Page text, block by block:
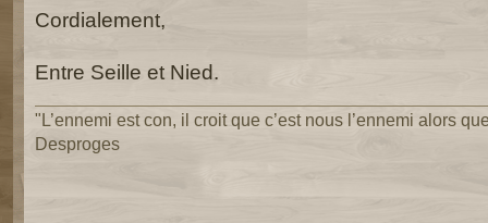
Cordialement,
Entre Seille et Nied.
"L’ennemi est con, il croit que c’est nous l’ennemi alors
Desproges